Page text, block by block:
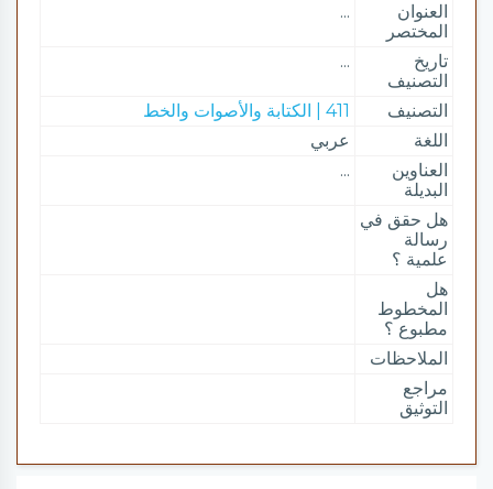
العنوان
المختصر
...
تاريخ
التصنيف
...
التصنيف
411 | الكتابة والأصوات والخط
اللغة
عربي
العناوين
البديلة
...
هل حقق في
رسالة
علمية ؟
هل
المخطوط
مطبوع ؟
الملاحظات
مراجع
التوثيق